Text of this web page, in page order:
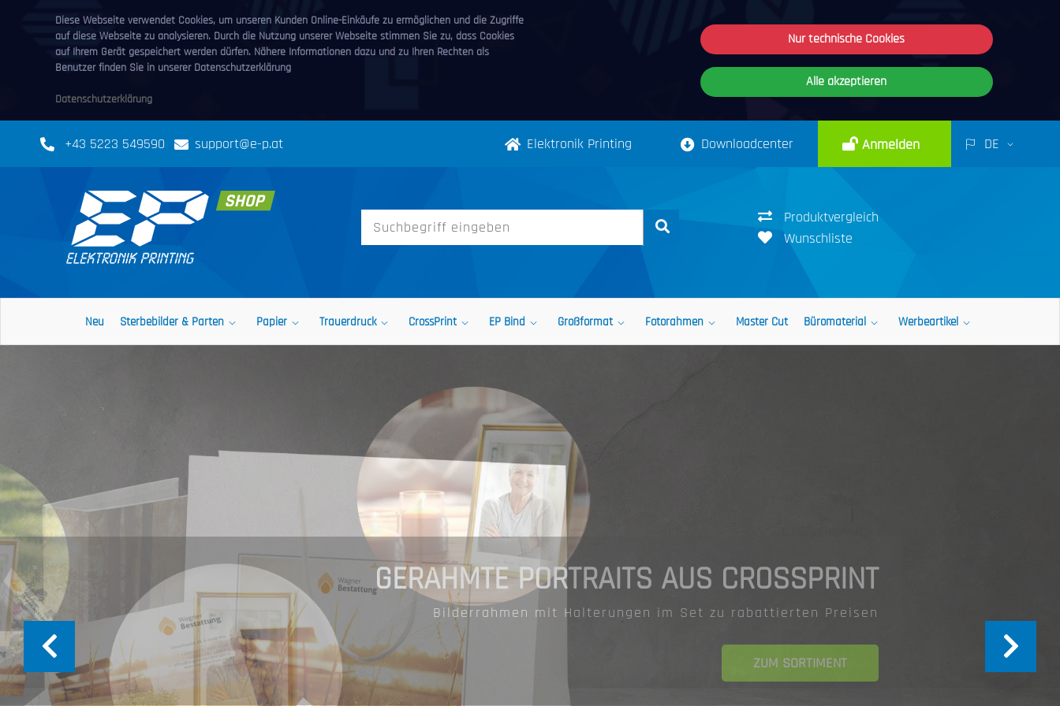
Diese Webseite verwendet Cookies, um unseren Kunden Online-Einkäufe zu ermöglichen und die Zugriffe
auf diese Webseite zu analysieren. Durch die Nutzung unserer Webseite stimmen Sie zu, dass Cookies
auf Ihrem Gerät gespeichert werden dürfen. Nähere Informationen dazu und zu Ihren Rechten als
Benutzer finden Sie in unserer Datenschutzerklärung
Datenschutzerklärung
Nur technische Cookies
Alle akzeptieren
+43 5223 549590 support@e-p.at Elektronik Printing Downloadcenter Anmelden DE
Produktvergleich
Wunschliste
Neu Sterbebilder & Parten Papier Trauerdruck CrossPrint EP Bind Großformat Fotorahmen Master Cut Büromaterial Werbeartikel
INDIVIDUELLE WERBEARTIKEL
Personalisierte Produkte in Ihrem Corporate Design
ZUM SORTIMENT